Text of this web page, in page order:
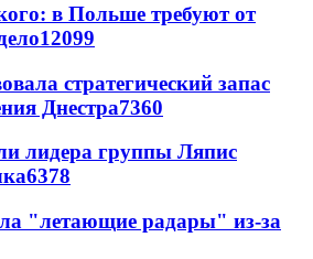
в Польше требуют от
12099
стратегический запас
Днестра7360
лидера группы Ляпис
6378
"летающие радары" из-за